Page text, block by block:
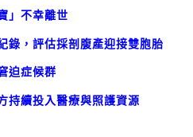
」不幸離世
錄，評估採剖腹產迎接雙胞胎
迫症候群
持續投入醫療與照護資源